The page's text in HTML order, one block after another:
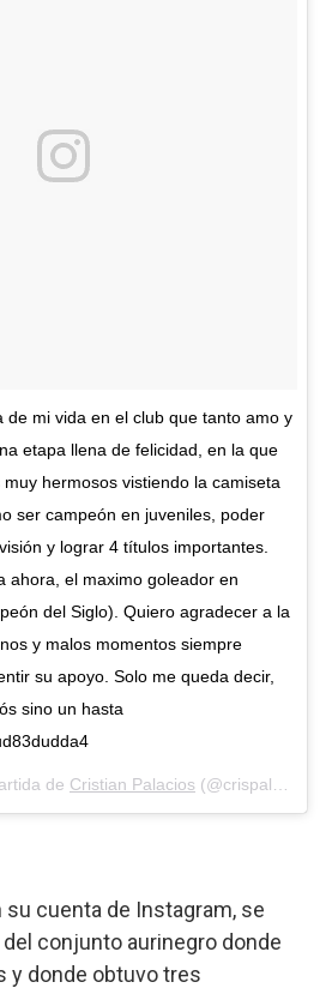
de mi vida en el club que tanto amo y
etapa llena de felicidad, en la que
hermosos vistiendo la camiseta
ser campeón en juveniles, poder
y lograr 4 títulos importantes.
ahora, el maximo goleador en
del Siglo). Quiero agradecer a la
y malos momentos siempre
su apoyo. Solo me queda decir,
sino un hasta
de Cristian Palacios (@crispalacios90) el
su cuenta de Instagram, se
conjunto aurinegro donde
y donde obtuvo tres